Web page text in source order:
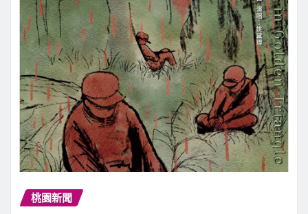
桃園新聞